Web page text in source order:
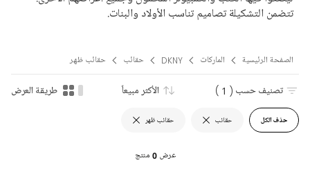
تتضمن التشكيلة تصاميم تناسب الأولاد والبنات.
الصفحة الرئيسية الماركات DKNY حقائب حقائب ظهر
حذف الكل حقائب حقائب ظهر
تصنيف حسب ( 1 ) الأكثر مبيعاً طريقة العرض
عرض0 منتج